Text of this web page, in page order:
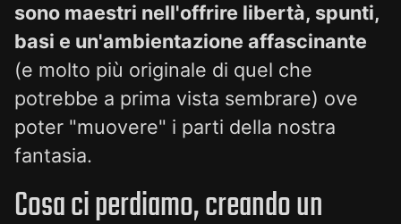
sono maestri nell'offrire libertà, spunti,
basi e un'ambientazione affascinante
(e molto più originale di quel che
potrebbe a prima vista sembrare) ove
poter "muovere" i parti della nostra
fantasia.
Cosa ci perdiamo, creando un